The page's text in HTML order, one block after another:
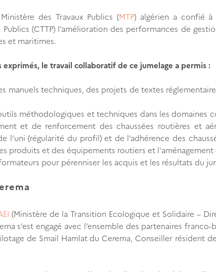
des Travaux Publics (MTP) algérien a confié à
Publics (CTTP) l’amélioration des performances de
et maritimes.
exprimés, le travail collaboratif de ce jumelage a permis :
manuels techniques, des projets de textes
méthodologiques et techniques dans les domaines
et de renforcement des chaussées routières et
l’uni (régularité du profil) et de l’adhérence des
produits et des équipements routiers et l'aménagement
pour pérenniser les acquis et les résultats du
(Ministère de la Transition Ecologique et Solidaire –
s’est engagé avec l’ensemble des partenaires
de Smail Hamlat du Cerema, Conseiller résident